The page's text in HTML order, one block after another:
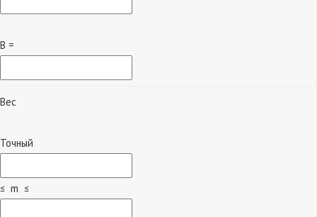
B =
Вес
Точный
≤ m ≤